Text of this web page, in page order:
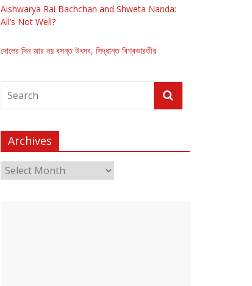
Aishwarya Rai Bachchan and Shweta Nanda:
All’s Not Well?
দোলের দিন আর নয় বসন্ত উৎসব, সিদ্ধান্ত বিশ্বভারতীর
Archives